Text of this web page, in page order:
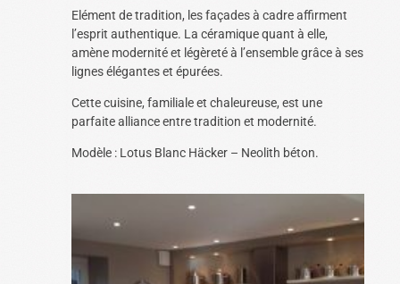
Elément de tradition, les façades à cadre affirment
l’esprit authentique. La céramique quant à elle,
amène modernité et légèreté à l’ensemble grâce à ses
lignes élégantes et épurées.
Cette cuisine, familiale et chaleureuse, est une
parfaite alliance entre tradition et modernité.
Modèle : Lotus Blanc Häcker – Neolith béton.